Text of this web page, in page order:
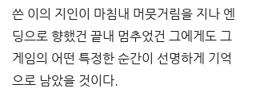
쓴 이의 지인이 마침내 머뭇거림을 지나 엔
딩으로 향했건 끝내 멈추었건 그에게도 그
게임의 어떤 특정한 순간이 선명하게 기억
으로 남았을 것이다.